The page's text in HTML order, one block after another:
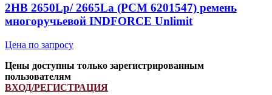
INDFORCE
Strongest
quantity
2HB 2650Lp/ 2665La (PCM 6201547) ремень
многоручьевой INDFORCE Unlimit
Цена по запросу
Цены доступны только зарегистрированным
пользователям
ВХОД/РЕГИСТРАЦИЯ